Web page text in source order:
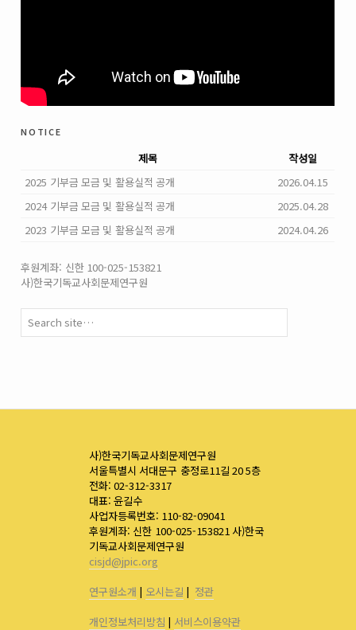
notice
제목
작성일
2025 기부금 모금 및 활용실적 공개
2026.04.15
2024 기부금 모금 및 활용실적 공개
2025.04.28
2023 기부금 모금 및 활용실적 공개
2024.04.26
후원계좌: 신한 100-025-153821
사)한국기독교사회문제연구원
사)한국기독교사회문제연구원
서울특별시 서대문구 충정로11길 20 5층
전화: 02-312-3317
대표: 윤길수
사업자등록번호: 110-82-09041
후원계좌: 신한 100-025-153821 사)한국
기독교사회문제연구원
cisjd@jpic.org
연구원소개 | 오시는길 | 정관
개인정보처리방침 | 서비스이용약관